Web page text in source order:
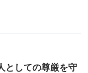
としての尊厳を守